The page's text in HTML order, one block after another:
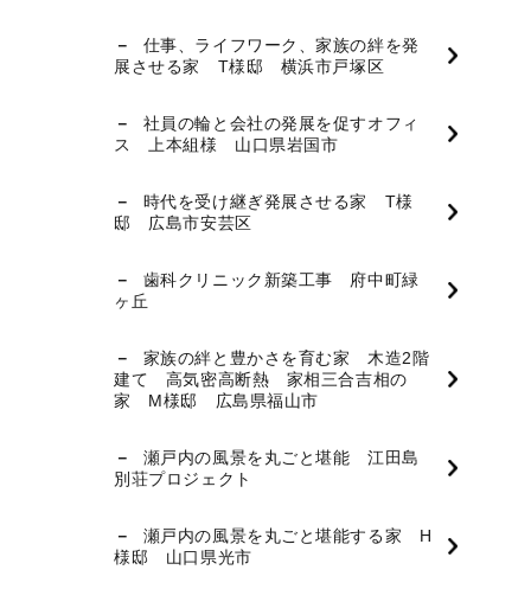
仕事、ライフワーク、家族の絆を発
展させる家 T様邸 横浜市戸塚区
社員の輪と会社の発展を促すオフィ
ス 上本組様 山口県岩国市
時代を受け継ぎ発展させる家 T様
邸 広島市安芸区
歯科クリニック新築工事 府中町緑
ヶ丘
家族の絆と豊かさを育む家 木造2階
建て 高気密高断熱 家相三合吉相の
家 M様邸 広島県福山市
瀬戸内の風景を丸ごと堪能 江田島
別荘プロジェクト
瀬戸内の風景を丸ごと堪能する家 H
様邸 山口県光市